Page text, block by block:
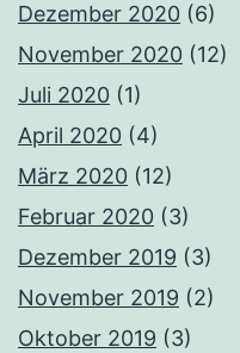
Dezember 2020 (6)
November 2020 (12)
Juli 2020 (1)
April 2020 (4)
März 2020 (12)
Februar 2020 (3)
Dezember 2019 (3)
November 2019 (2)
Oktober 2019 (3)